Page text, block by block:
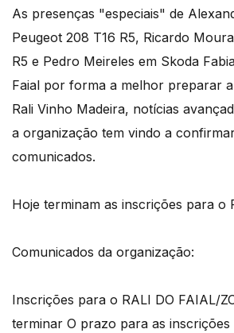
As presenças "especiais" de
Peugeot 208 T16 R5, Ricardo
R5 e Pedro Meireles em Skoda
Faial por forma a melhor preparar
Rali Vinho Madeira, notícias
a organização tem vindo a
comunicados.
Hoje terminam as inscrições para o
Comunicados da organização:
Inscrições para o RALI DO FAIAL/
terminar O prazo para as inscrições